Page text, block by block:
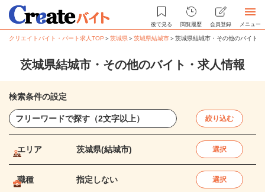
後で見る 閲覧履歴 会員登録 メニュー
クリエイトバイト・パート求人TOP ＞茨城県＞茨城県結城市＞茨城県結城市・その他のバイト
茨城県結城市・その他のバイト・求人情報
検索条件の設定
絞り込む
エリア 茨城県(結城市) 選択
職種 指定しない 選択